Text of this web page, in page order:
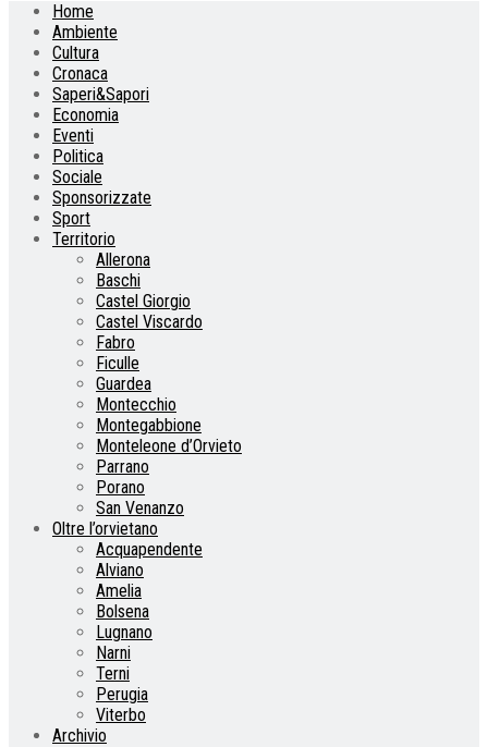
Home
Ambiente
Cultura
Cronaca
Saperi&Sapori
Economia
Eventi
Politica
Sociale
Sponsorizzate
Sport
Territorio
Allerona
Baschi
Castel Giorgio
Castel Viscardo
Fabro
Ficulle
Guardea
Montecchio
Montegabbione
Monteleone d’Orvieto
Parrano
Porano
San Venanzo
Oltre l’orvietano
Acquapendente
Alviano
Amelia
Bolsena
Lugnano
Narni
Terni
Perugia
Viterbo
Archivio